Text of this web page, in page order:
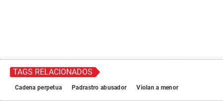
TAGS RELACIONADOS
Cadena perpetua Padrastro abusador Violan a menor